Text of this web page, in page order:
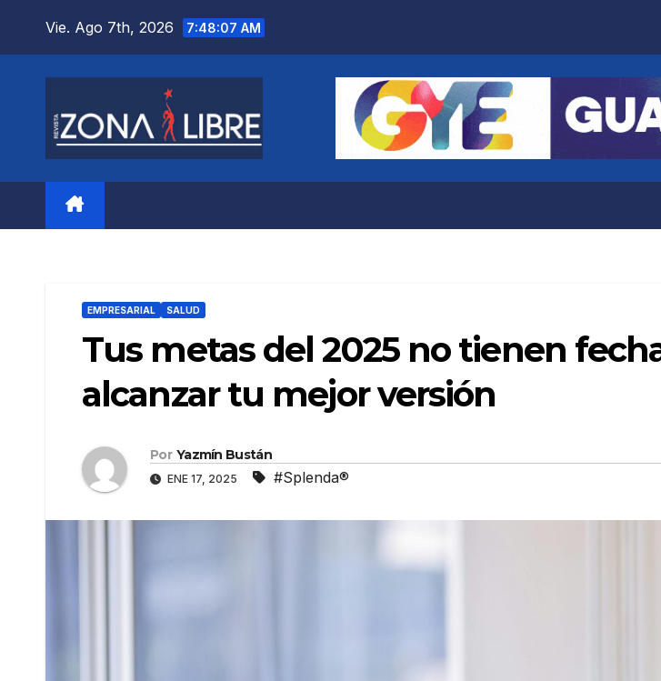
Vie. Ago 7th, 2026 7:48:09 AM
EMPRESARIAL SALUD
Tus metas del 2025 no tienen
alcanzar tu mejor versión
Por Yazmín Bustán
ENE 17, 2025 #Splenda®